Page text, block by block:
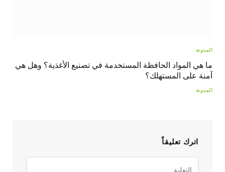
المدونة
ما هي المواد الحافظة المستخدمة في تصنيع الأغذية؟ وهل هي
آمنة على المستهلك؟
المدونة
اترك تعليقاً